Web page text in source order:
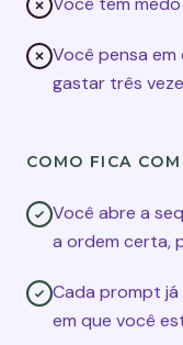
Você pensa
gastar três
COMO FICA
Você abre a
a ordem certa,
Cada prompt
em que você